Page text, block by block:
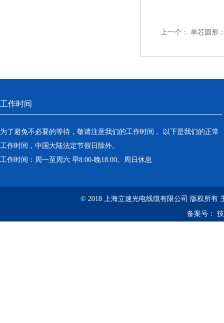
上一个： 单芯圆形
工作时间
为了避免不必要的等待，敬请注意我们的工作时间 。以下是我们的正常
工作时间，中国大陆法定节假日除外。
工作时间：周一至周六 早8:00-晚18:00。周日休息
© 2018 上海立速光电线缆有限公司 版权所有
备案号：